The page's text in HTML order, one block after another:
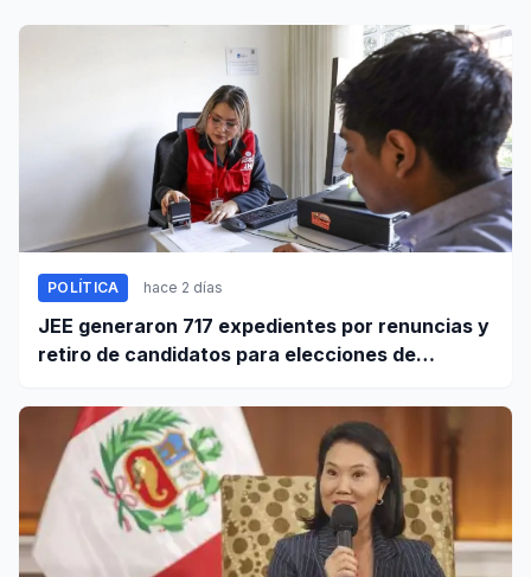
POLÍTICA hace 2 días
JEE generaron 717 expedientes por renuncias y
retiro de candidatos para elecciones de